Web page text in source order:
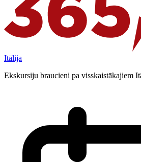
Itālija
Ekskursiju braucieni pa visskaistākajiem